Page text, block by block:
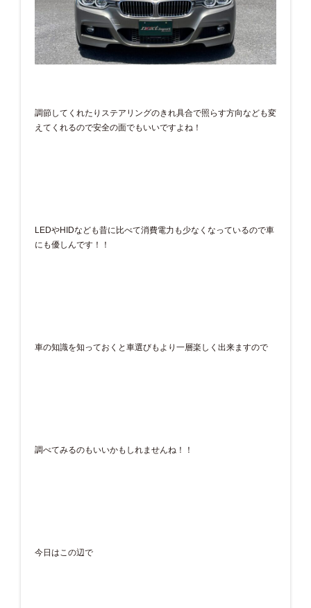
調節してくれたりステアリングのきれ具合で照らす方向なども変
えてくれるので安全の面でもいいですよね！
LEDやHIDなども昔に比べて消費電力も少なくなっているので車
にも優しんです！！
車の知識を知っておくと車選びもより一層楽しく出来ますので
調べてみるのもいいかもしれませんね！！
今日はこの辺で